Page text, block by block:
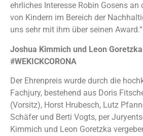
ehrliches Interesse Robin Gosens an
von Kindern im Bereich der
uns sehr mit ihm über seinen Award.“
Joshua Kimmich und Leon
#WEKICKCORONA
Der Ehrenpreis wurde durch die
Fachjury, bestehend aus Doris
(Vorsitz), Horst Hrubesch, Lutz
Schäfer und Berti Vogts, per
Kimmich und Leon Goretzka